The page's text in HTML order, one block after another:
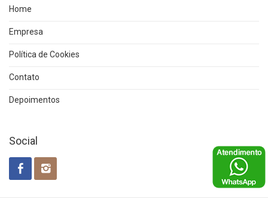
Home
Empresa
Política de Cookies
Contato
Depoimentos
Social